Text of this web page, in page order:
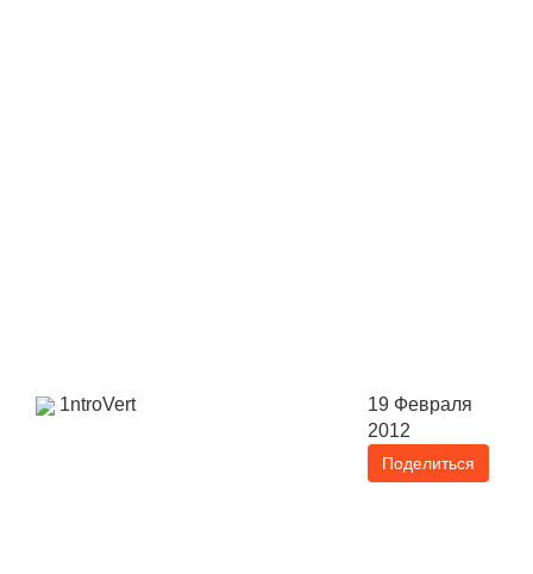
1ntroVert
19 Февраля
2012
Поделиться